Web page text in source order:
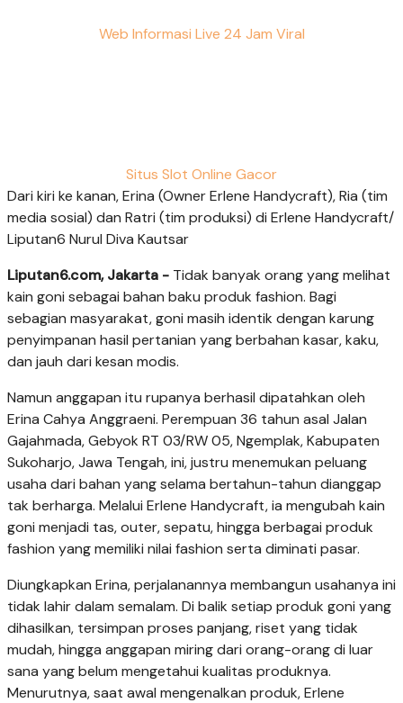
Web Informasi Live 24 Jam Viral
Situs Slot Online Gacor
Dari kiri ke kanan, Erina (Owner Erlene Handycraft), Ria (tim
media sosial) dan Ratri (tim produksi) di Erlene Handycraft/
Liputan6 Nurul Diva Kautsar
Liputan6.com, Jakarta - Tidak banyak orang yang melihat
kain goni sebagai bahan baku produk fashion. Bagi
sebagian masyarakat, goni masih identik dengan karung
penyimpanan hasil pertanian yang berbahan kasar, kaku,
dan jauh dari kesan modis.
Namun anggapan itu rupanya berhasil dipatahkan oleh
Erina Cahya Anggraeni. Perempuan 36 tahun asal Jalan
Gajahmada, Gebyok RT 03/RW 05, Ngemplak, Kabupaten
Sukoharjo, Jawa Tengah, ini, justru menemukan peluang
usaha dari bahan yang selama bertahun-tahun dianggap
tak berharga. Melalui Erlene Handycraft, ia mengubah kain
goni menjadi tas, outer, sepatu, hingga berbagai produk
fashion yang memiliki nilai fashion serta diminati pasar.
Diungkapkan Erina, perjalanannya membangun usahanya ini
tidak lahir dalam semalam. Di balik setiap produk goni yang
dihasilkan, tersimpan proses panjang, riset yang tidak
mudah, hingga anggapan miring dari orang-orang di luar
sana yang belum mengetahui kualitas produknya.
Menurutnya, saat awal mengenalkan produk, Erlene